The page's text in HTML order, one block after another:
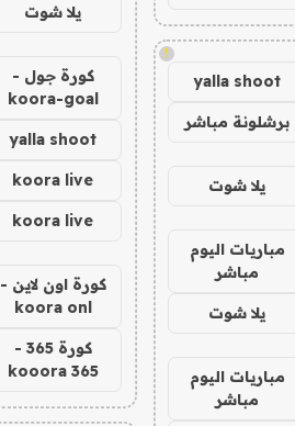
!
yalla shoot
برشلونة مباشر
يلا شوت
مباريات اليوم
مباشر
يلا شوت
مباريات اليوم
مباشر
يلا شوت
كورة جول -
koora-goal
yalla shoot
koora live
koora live
كورة اون لاين -
koora onl
كورة 365 -
kooora 365